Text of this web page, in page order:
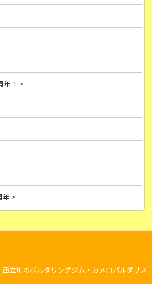
年！ >
>
立川のボルダリングジム・カメロパルダリス